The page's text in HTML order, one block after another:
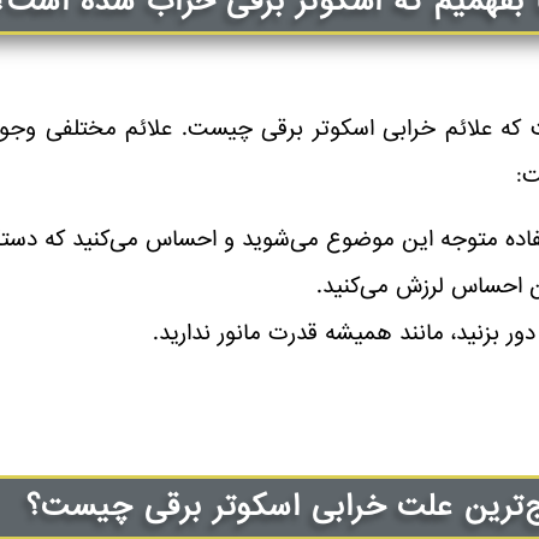
علائم خرابی اسکوتر برقی چیست. علائم مختلفی
متوجه این موضوع می‌شوید و احساس می‌کنید که
احساس لرزش می‌کنید.
بزنید، مانند همیشه قدرت مانور ندارید.
علت خرابی اسکوتر برقی چیست؟